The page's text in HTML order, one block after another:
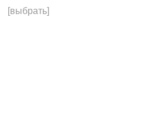
[выбрать]